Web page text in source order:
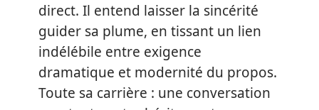
direct. Il entend laisser la sincérité
guider sa plume, en tissant un lien
indélébile entre exigence
dramatique et modernité du propos.
Toute sa carrière : une conversation